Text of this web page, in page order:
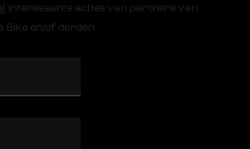
interessante acties van partners van
Bike en/of derden